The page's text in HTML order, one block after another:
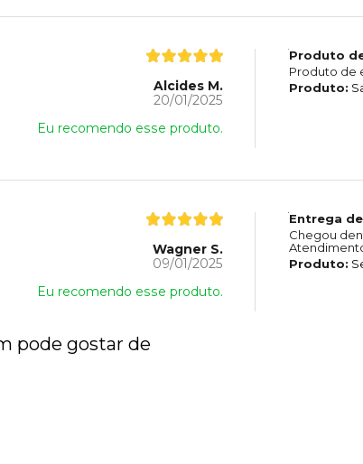
Alcides M.
20/01/2025
Eu recomendo esse produto.
Produto
Produto de
Produto:
Wagner S.
09/01/2025
Eu recomendo esse produto.
Entrega
Chegou
Produto:
pode gostar de